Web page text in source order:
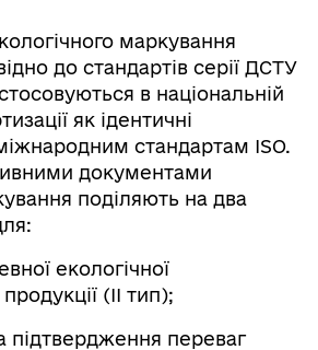
маркування
до стандартів серії ДСТУ
в національній
як ідентичні
стандартам ISO.
документами
поділяють на два
екологічної
(ІІ тип);
підтвердження переваг